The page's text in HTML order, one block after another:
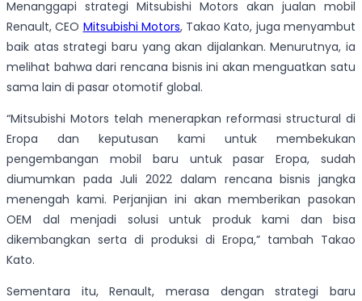
Menanggapi strategi Mitsubishi Motors akan jualan mobil
Renault, CEO Mitsubishi Motors, Takao Kato, juga menyambut
baik atas strategi baru yang akan dijalankan. Menurutnya, ia
melihat bahwa dari rencana bisnis ini akan menguatkan satu
sama lain di pasar otomotif global.
“Mitsubishi Motors telah menerapkan reformasi structural di
Eropa dan keputusan kami untuk membekukan
pengembangan mobil baru untuk pasar Eropa, sudah
diumumkan pada Juli 2022 dalam rencana bisnis jangka
menengah kami. Perjanjian ini akan memberikan pasokan
OEM dal menjadi solusi untuk produk kami dan bisa
dikembangkan serta di produksi di Eropa,” tambah Takao
Kato.
Sementara itu, Renault, merasa dengan strategi baru